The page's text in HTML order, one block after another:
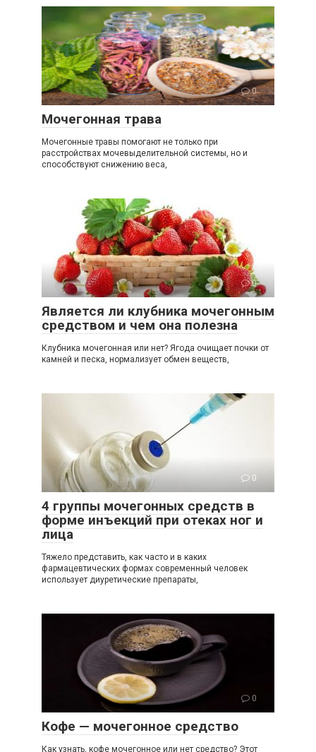
0
Мочегонная трава
Мочегонные травы помогают не только при
расстройствах мочевыделительной системы, но и
способствуют снижению веса,
0
Является ли клубника мочегонным
средством и чем она полезна
Клубника мочегонная или нет? Ягода очищает почки от
камней и песка, нормализует обмен веществ,
0
4 группы мочегонных средств в
форме инъекций при отеках ног и
лица
Тяжело представить, как часто и в каких
фармацевтических формах современный человек
использует диуретические препараты,
0
Кофе — мочегонное средство
Как узнать, кофе мочегонное или нет средство? Этот